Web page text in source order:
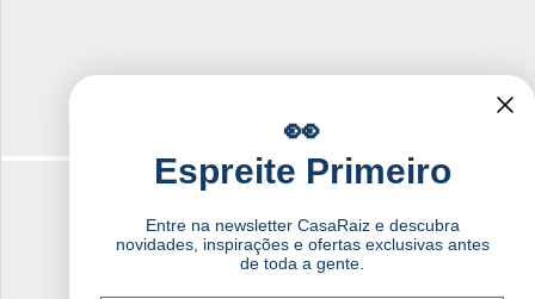
👀
Espreite Primeiro
Entre na newsletter CasaRaiz e descubra
novidades, inspirações e ofertas exclusivas antes
de toda a gente.